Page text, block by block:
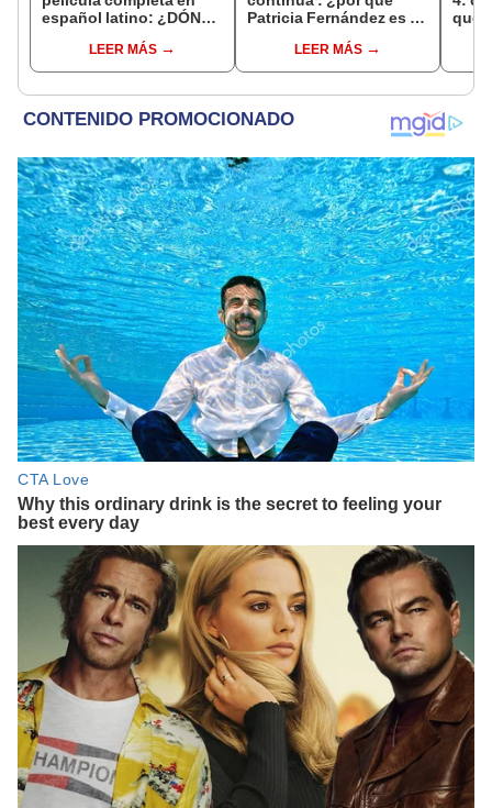
español latino: ¿DÓNDE
LEER MÁS
Patricia Fernández es la
de las feas?
LEER MÁS
qué